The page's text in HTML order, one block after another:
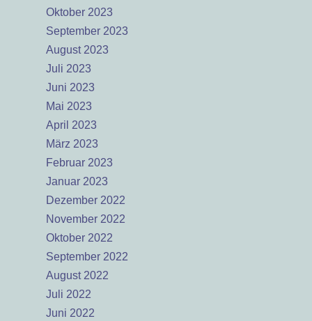
Oktober 2023
September 2023
August 2023
Juli 2023
Juni 2023
Mai 2023
April 2023
März 2023
Februar 2023
Januar 2023
Dezember 2022
November 2022
Oktober 2022
September 2022
August 2022
Juli 2022
Juni 2022